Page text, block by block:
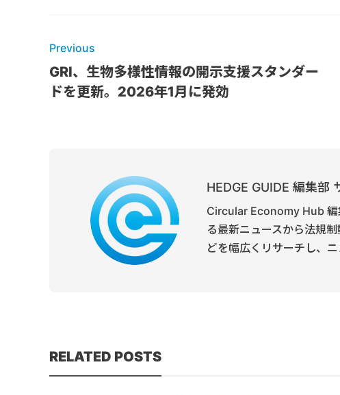
Previous
GRI、生物多様性情報の開示支援スタンダー
ドを更新。2026年1月に発効
HEDGE GUIDE 編集部
Circular Economy Hub 編
る最新ニュースから法規
どを幅広くリサーチし、ニ
RELATED POSTS